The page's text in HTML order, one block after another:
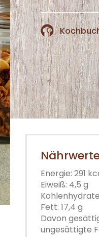
Energie: 291
Eiweiß: 4,5 g
Fett: 17,4 g
Davon
ungesättigte